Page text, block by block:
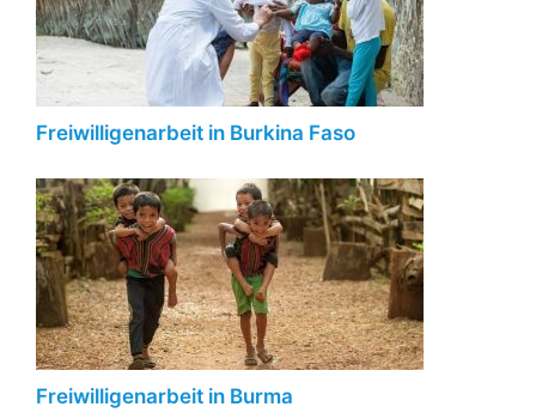
Freiwilligenarbeit in Burkina Faso
Freiwilligenarbeit in Burma